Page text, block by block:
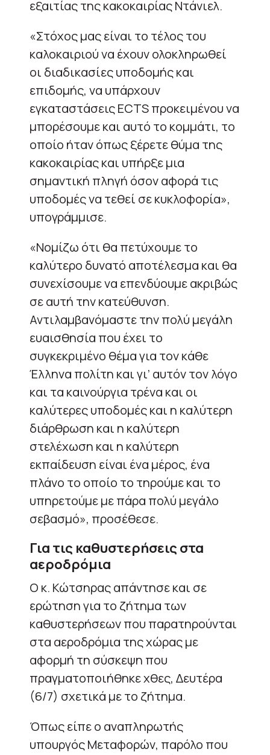
εξαιτίας της κακοκαιρίας Ντάνιελ.
«Στόχος μας είναι το τέλος του
καλοκαιριού να έχουν ολοκληρωθεί
οι διαδικασίες υποδομής και
επιδομής, να υπάρχουν
εγκαταστάσεις ECTS προκειμένου να
μπορέσουμε και αυτό το κομμάτι, το
οποίο ήταν όπως ξέρετε θύμα της
κακοκαιρίας και υπήρξε μια
σημαντική πληγή όσον αφορά τις
υποδομές να τεθεί σε κυκλοφορία»,
υπογράμμισε.
«Νομίζω ότι θα πετύχουμε το
καλύτερο δυνατό αποτέλεσμα και θα
συνεχίσουμε να επενδύουμε ακριβώς
σε αυτή την κατεύθυνση.
Αντιλαμβανόμαστε την πολύ μεγάλη
ευαισθησία που έχει το
συγκεκριμένο θέμα για τον κάθε
Έλληνα πολίτη και γι’ αυτόν τον λόγο
και τα καινούργια τρένα και οι
καλύτερες υποδομές και η καλύτερη
διάρθρωση και η καλύτερη
στελέχωση και η καλύτερη
εκπαίδευση είναι ένα μέρος, ένα
πλάνο το οποίο το τηρούμε και το
υπηρετούμε με πάρα πολύ μεγάλο
σεβασμό», προσέθεσε.
Για τις καθυστερήσεις στα
αεροδρόμια
Ο κ. Κώτσηρας απάντησε και σε
ερώτηση για το ζήτημα των
καθυστερήσεων που παρατηρούνται
στα αεροδρόμια της χώρας με
αφορμή τη σύσκεψη που
πραγματοποιήθηκε χθες, Δευτέρα
(6/7) σχετικά με το ζήτημα.
Όπως είπε ο αναπληρωτής
υπουργός Μεταφορών, παρόλο που